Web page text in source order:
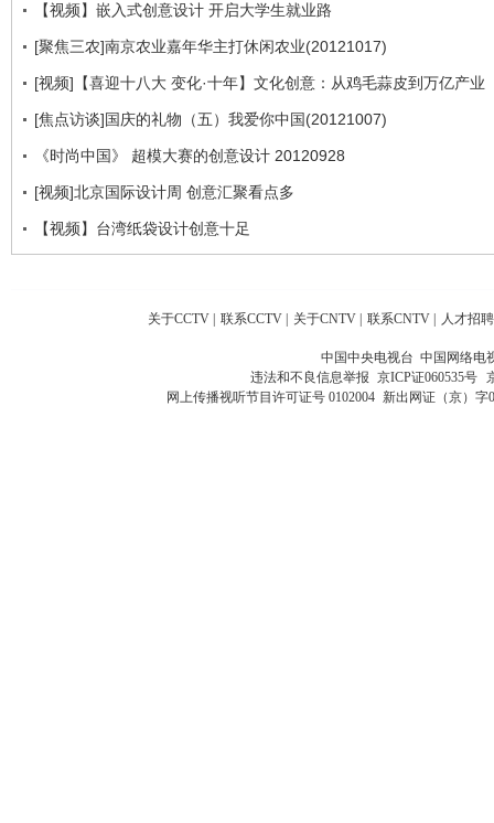
【视频】嵌入式创意设计 开启大学生就业路
[聚焦三农]南京农业嘉年华主打休闲农业(20121017)
[视频]【喜迎十八大 变化·十年】文化创意：从鸡毛蒜皮到万亿产业
[焦点访谈]国庆的礼物（五）我爱你中国(20121007)
《时尚中国》 超模大赛的创意设计 20120928
[视频]北京国际设计周 创意汇聚看点多
【视频】台湾纸袋设计创意十足
关于CCTV 联系CCTV 关于CNTV 联系CNTV 人才招聘
中国中央电视台 中国网络电
违法和不良信息举报 京ICP证060535号
网上传播视听节目许可证号 0102004 新出网证（京）